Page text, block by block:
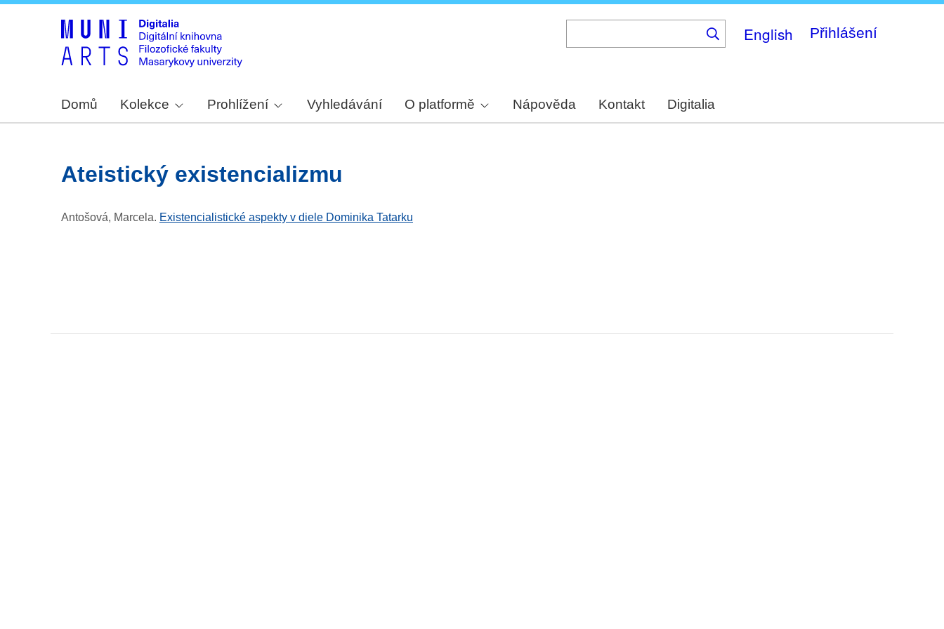
English Přihlášení
Domů Kolekce Prohlížení Vyhledávání O platformě Nápověda Kontakt Digitalia
ateistický existencializmu
Antošová, Marcela. Existencialistické aspekty v diele Dominika Tatarku